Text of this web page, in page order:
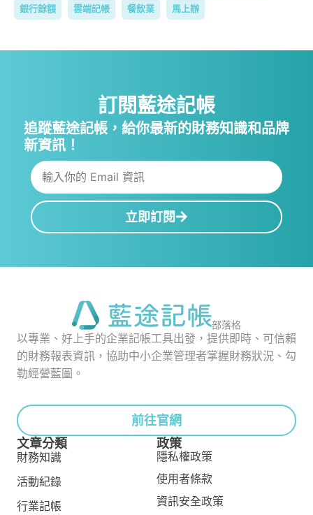
銀行餘額 雲端記帳 餐飲業 馬上辦
訂閱藍途記帳
追蹤藍途記帳，給你最新的財務知識和品牌
新資訊！
立即訂閱
部落格
以專業、好上手的企業記帳工具出發，提供即時、可信賴
的財務報表資訊，協助中小企業管理者掌握財務狀況、勾
勒經營藍圖。
前往官網
文章分類
財務知識
活動紀錄
行業記帳
政策
隱私權政策
使用者條款
資訊安全政策